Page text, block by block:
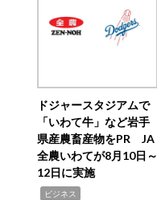
ドジャースタジアムで
「いわて牛」など岩手
県産農畜産物をPR JA
全農いわてが8月10日～
12日に実施
ビジネス